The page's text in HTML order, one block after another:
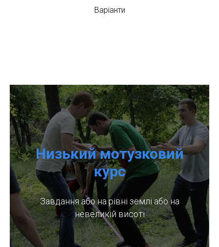
Варіанти
Низький мотузковий
курс
Завдання або на рівні землі або на
невеликій висоті